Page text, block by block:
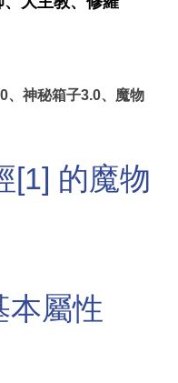
、神秘箱子3.0、魔物
[1] 的魔物
本屬性